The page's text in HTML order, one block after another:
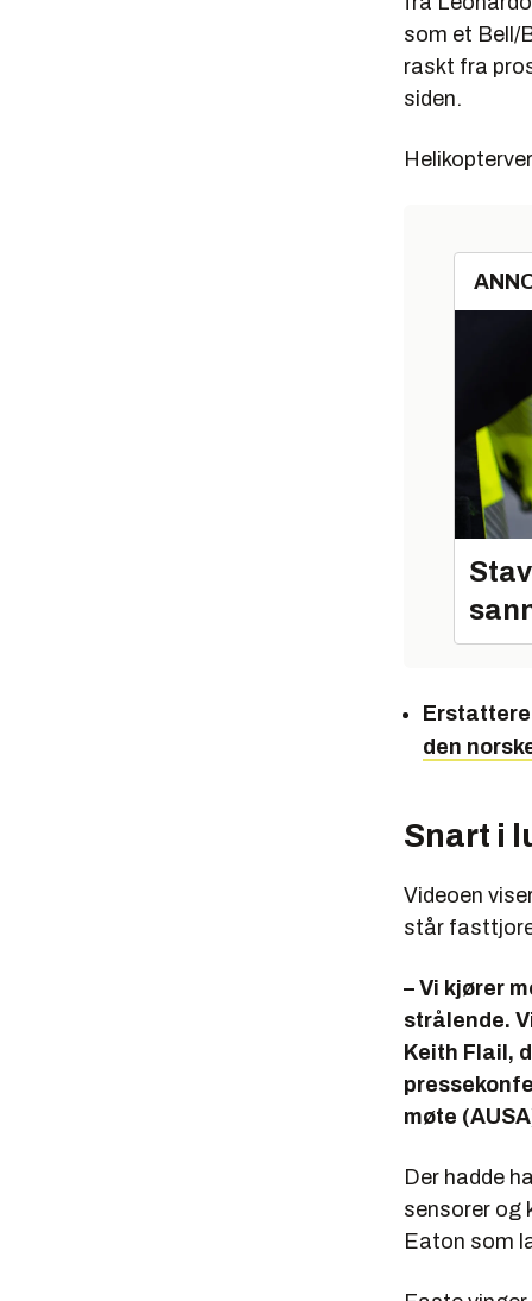
som et Bell/
raskt fra
siden.
den
Snart i
Videoen
står
– Vi kjører
strålende.
Keith Flail,
møte
Der hadde
sensorer og
Eaton som